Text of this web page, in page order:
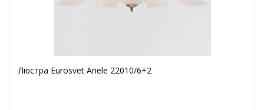
Люстра Eurosvet Ariele 22010/6+2